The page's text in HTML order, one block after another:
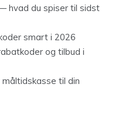
hvad du spiser til sidst
smart i 2026
og tilbud i
til din